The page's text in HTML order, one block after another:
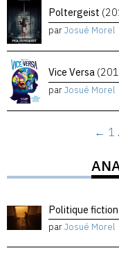
Poltergeist
parJosué Morel
Vice Versa
parJosué Morel
← 1
Politique fiction
parJosué Morel